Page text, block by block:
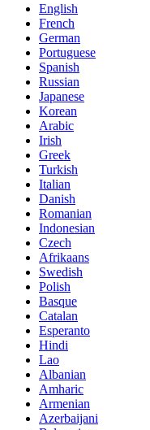
English
French
German
Portuguese
Spanish
Russian
Japanese
Korean
Arabic
Irish
Greek
Turkish
Italian
Danish
Romanian
Indonesian
Czech
Afrikaans
Swedish
Polish
Basque
Catalan
Esperanto
Hindi
Lao
Albanian
Amharic
Armenian
Azerbaijani